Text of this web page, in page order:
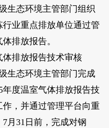
态环境主管部门组织
业重点排放单位通过管
排放报告。
排放报告技术审核
态环境主管部门完成
度温室气体排放报告技
，并通过管理平台向重
月31日前，完成对钢